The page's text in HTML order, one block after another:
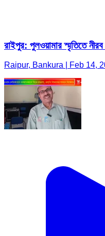
রাইপুর: পুলওয়ামার স্মৃতিতে
Raipur, Bankura | Feb 14,